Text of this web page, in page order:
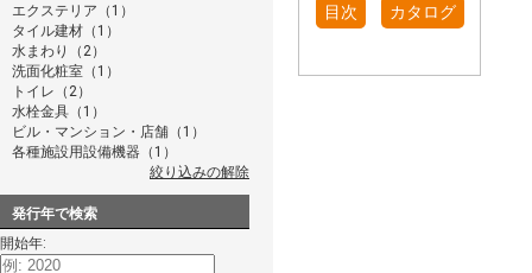
エクステリア（1）
タイル建材（1）
水まわり（2）
洗面化粧室（1）
トイレ（2）
水栓金具（1）
ビル・マンション・店舗（1）
各種施設用設備機器（1）
絞り込みの解除
発行年で検索
開始年:
目次 カタログ